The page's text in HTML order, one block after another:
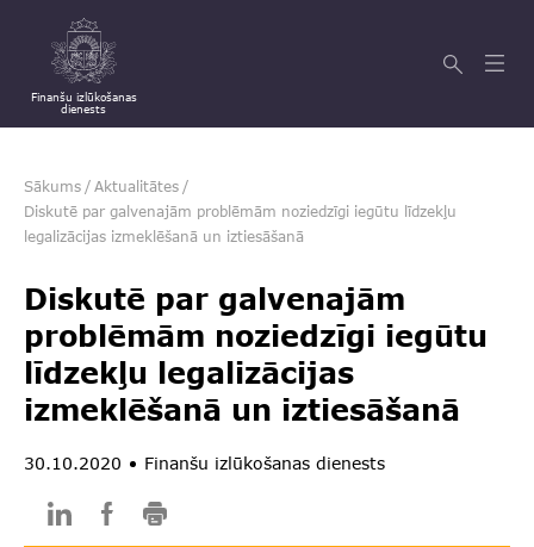
Finanšu izlūkošanas
dienests
Sākums / Aktualitātes /
Diskutē par galvenajām problēmām noziedzīgi iegūtu līdzekļu
legalizācijas izmeklēšanā un iztiesāšanā
Diskutē par galvenajām
problēmām noziedzīgi iegūtu
līdzekļu legalizācijas
izmeklēšanā un iztiesāšanā
30.10.2020 Finanšu izlūkošanas dienests